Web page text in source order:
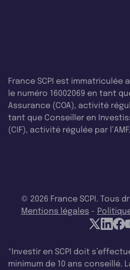
France SCPI est immatriculée
le numéro 16002069 en tant
Assurance (COA), activité
tant que Conseiller en
(CIF), activité régulée par l’AMF.
© 2026 France SCPI. Tous
Mentions légales -
*Investir en SCPI doit
minimum de 10 ans conseillé.